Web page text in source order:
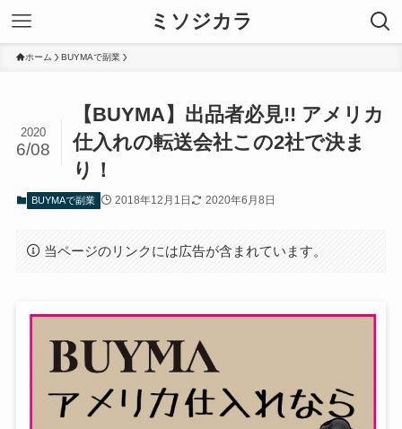
ミソジカラ
ホーム BUYMAで副業
【BUYMA】出品者必見!! アメリカ
仕入れの転送会社この2社で決ま
り！
2020
6/08
BUYMAで副業 2018年12月1日 2020年6月8日
当ページのリンクには広告が含まれています。